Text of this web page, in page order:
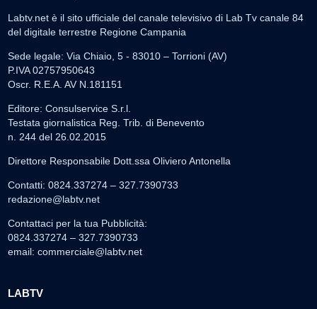
Labtv.net è il sito ufficiale del canale televisivo di Lab Tv canale 84
del digitale terrestre Regione Campania
Sede legale: Via Chiaio, 5 - 83010 – Torrioni (AV)
P.IVA 02757950643
Oscr. R.E.A. AV N.181151
Editore: Consulservice S.r.l.
Testata giornalistica Reg. Trib. di Benevento
n. 244 del 26.02.2015
Direttore Responsabile Dott.ssa Oliviero Antonella
Contatti: 0824.337274 – 327.7390733
redazione@labtv.net
Contattaci per la tua Pubblicità:
0824.337274 – 327.7390733
email: commerciale@labtv.net
LABTV